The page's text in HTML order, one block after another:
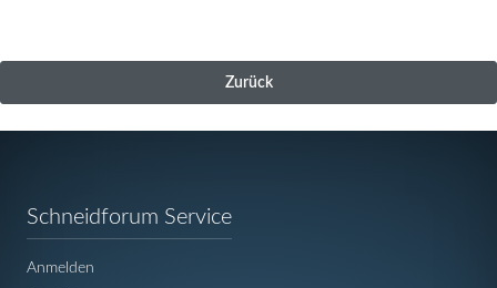
Zurück
Schneidforum Service
Anmelden